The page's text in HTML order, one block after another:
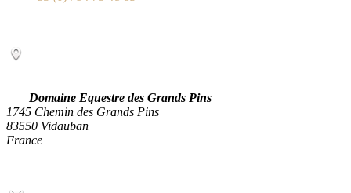
Domaine Equestre des Grands Pins
1745 Chemin des Grands Pins
83550 Vidauban
France